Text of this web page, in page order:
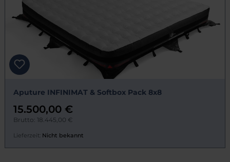
Aputure INFINIMAT & Softbox Pack 8x8
15.500,00 €
Brutto: 18.445,00 €
Lieferzeit: Nicht bekannt